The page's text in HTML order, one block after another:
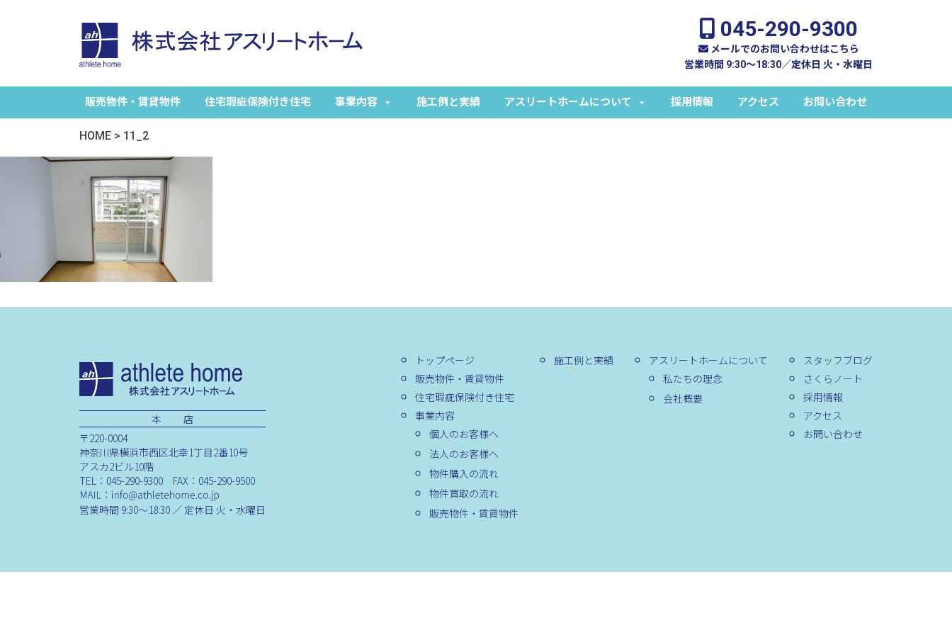
045-290-9300
メールでのお問い合わせはこちら
営業時間 9:30～18:30／定休日 火・水曜日
販売物件・賃貸物件 住宅瑕疵保険付き住宅 事業内容 施工例と実績 アスリートホームについて 採用情報 アクセス お問い合わせ
HOME > 11_2
本 店
〒220-0004
神奈川県横浜市西区北幸1丁目2番10号
アスカ2ビル10階
TEL：045-290-9300 FAX：045-290-9500
営業時間 9:30～18:30 ／ 定休日 火・水曜日
トップページ
販売物件・賃貸物件
住宅瑕疵保険付き住宅
事業内容
個人のお客様へ
法人のお客様へ
物件購入の流れ
物件買取の流れ
販売物件・賃貸物件
施工例と実績
アスリートホームについて
私たちの理念
会社概要
スタッフブログ
さくらノート
採用情報
アクセス
お問い合わせ